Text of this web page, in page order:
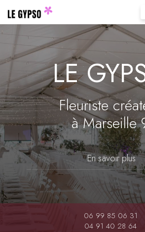
contenu
principal
LE
Fleuriste
à Marseille
En savoir plus
06 99 85 06 31
04 91 40 28 64